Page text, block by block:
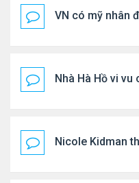
VN có mỹ nhân
Nhà Hà Hồ vi vu
Nicole Kidman